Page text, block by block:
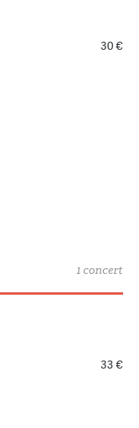
30 €
1 concert
33 €